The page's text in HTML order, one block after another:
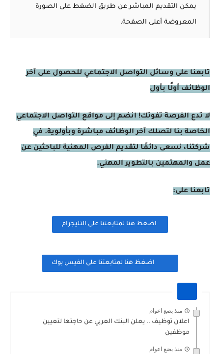
يمكن التقديم المباشر عن طريق الضغط على الصورة
المعروضة أعلى الصفحة.
تابعنا على وسائل التواصل الاجتماعي للحصول على آخر
الوظائف أولًا بأول
لا تدع الفرصة تفوتك! انضم إلى مواقع التواصل الاجتماعي
الخاصة بنا لتصلك آخر الوظائف مباشرة وبأولوية. في
شركتنا، نسعى دائمًا لتقديم الفرص المهنية للباحثين عن
عمل والمهتمين بالتطوير المهني.
تابعنا على:
اضغظ هنا لمتابعتنا على التليجرام
اضغظ هنا لمتابعتنا على الفيس بوك
منذ بضع اعوام
اعلان توظيف .. يعلن البنك العربي عن حاجتها لتعيين
موظفين
منذ بضع اعوام